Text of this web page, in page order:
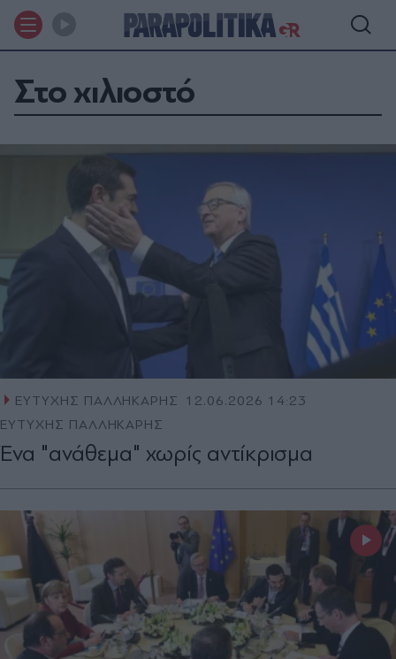
Στο χιλιοστό
ΕΥΤΥΧΗΣ ΠΑΛΛΗΚΑΡΗΣ
12.06.2026 14:23
ΕΥΤΥΧΗΣ ΠΑΛΛΗΚΑΡΗΣ
Ένα "ανάθεμα" χωρίς αντίκρισμα